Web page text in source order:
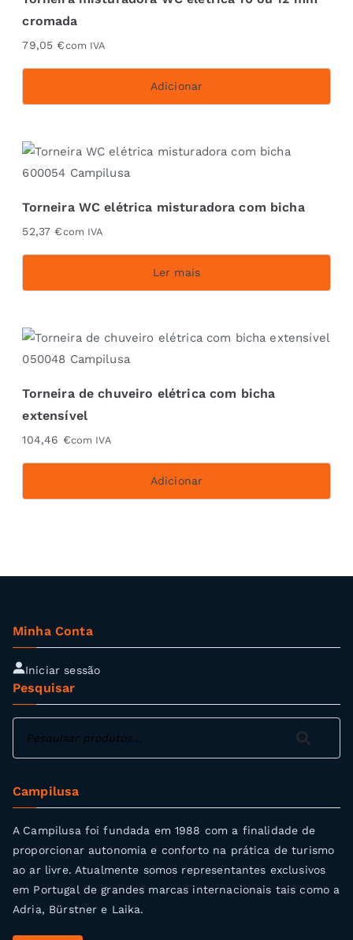
cromada
79,05 €com IVA
Adicionar
Torneira WC elétrica misturadora com bicha
52,37 €com IVA
Ler mais
Torneira de chuveiro elétrica com bicha
extensível
104,46 €com IVA
Adicionar
Minha Conta
Iniciar sessão
Pesquisar
Pesquisar
Campilusa
A Campilusa foi fundada em 1988 com a finalidade de
proporcionar autonomia e conforto na prática de turismo
ao ar livre. Atualmente somos representantes exclusivos
em Portugal de grandes marcas internacionais tais como a
Adria, Bürstner e Laika.